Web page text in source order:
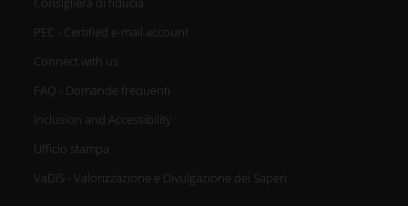
PEC - Certified e-mail account
Connect with us
FAQ - Domande frequenti
Inclusion and Accessibility
Ufficio stampa
VaDiS - Valorizzazione e Divulgazione dei Saperi